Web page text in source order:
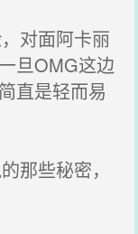
对面阿卡丽
旦OMG这边
直是轻而易
那些秘密，